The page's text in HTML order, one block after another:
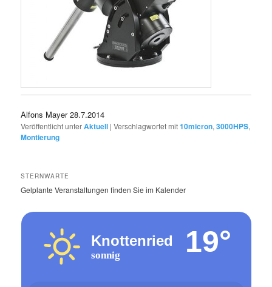
Alfons Mayer 28.7.2014
Veröffentlicht unterAktuell |Verschlagwortet mit10micron,3000HPS,
Montierung
STERNWARTE
Gelplante Veranstaltungen finden Sie im Kalender
Knottenried
sonnig 19°